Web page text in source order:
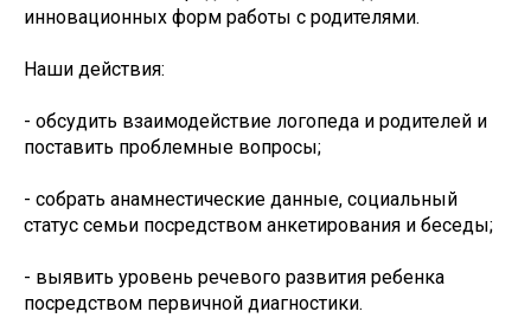
инновационных форм работы с родителями.
Наши действия:
- обсудить взаимодействие логопеда и родителей и
поставить проблемные вопросы;
- собрать анамнестические данные, социальный
статус семьи посредством анкетирования и беседы;
- выявить уровень речевого развития ребенка
посредством первичной диагностики.